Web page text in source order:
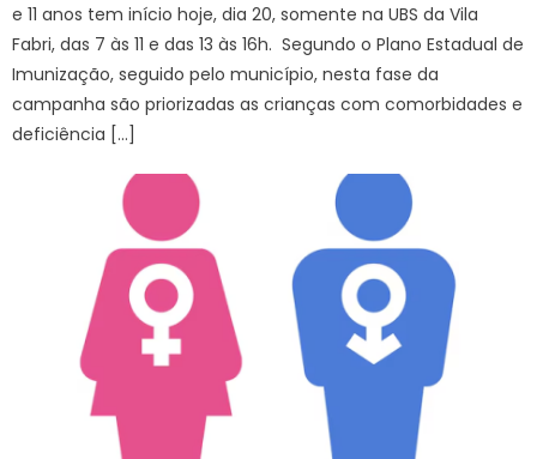
e 11 anos tem início hoje, dia 20, somente na UBS da Vila
Fabri, das 7 às 11 e das 13 às 16h. Segundo o Plano Estadual de
Imunização, seguido pelo município, nesta fase da
campanha são priorizadas as crianças com comorbidades e
deficiência […]